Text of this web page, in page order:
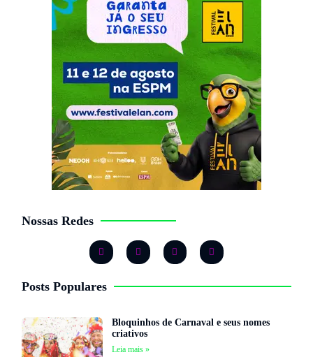
Nossas Redes
Posts Populares
Bloquinhos de Carnaval e seus nomes
criativos
Leia mais »